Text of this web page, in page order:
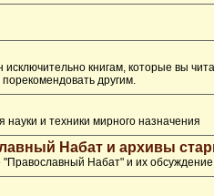
книгам, которые вы
другим.
науки и техники мирного назначения
Набат и архивы
"Православный Набат" и их обсуждение